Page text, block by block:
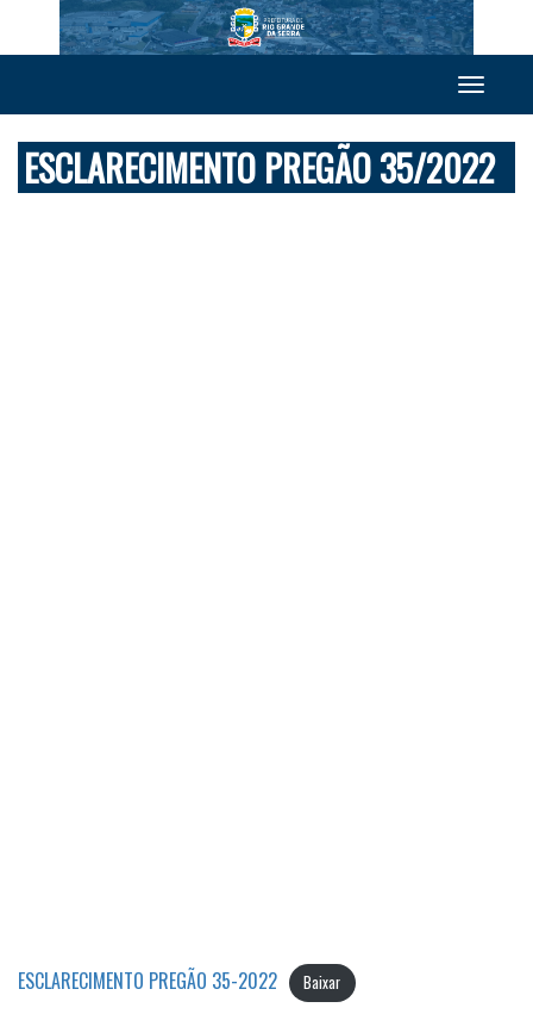
Toggle
navigation
ESCLARECIMENTO PREGÃO 35/2022
ESCLARECIMENTO PREGÃO 35-2022 Baixar